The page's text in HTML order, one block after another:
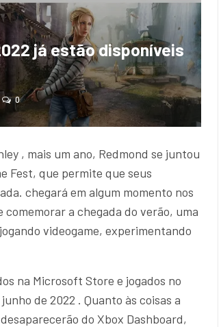
já estão disponíveis
0
, mais um ano, Redmond se juntou
Fest, que permite que seus
chegará em algum momento nos
a chegada do verão, uma
videogame, experimentando
na Microsoft Store e jogados no
de 2022 . Quanto às coisas a
do Xbox Dashboard,